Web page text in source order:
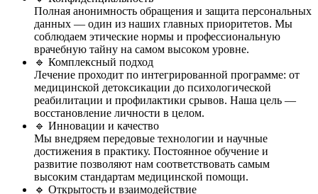
Полная анонимность обращения и защита персональных
данных — один из наших главных приоритетов. Мы
соблюдаем этические нормы и профессиональную
врачебную тайну на самом высоком уровне.
🔹 Комплексный подход
Лечение проходит по интегрированной программе: от
медицинской детоксикации до психологической
реабилитации и профилактики срывов. Наша цель —
восстановление личности в целом.
🔹 Инновации и качество
Мы внедряем передовые технологии и научные
достижения в практику. Постоянное обучение и
развитие позволяют нам соответствовать самым
высоким стандартам медицинской помощи.
🔹 Открытость и взаимодействие